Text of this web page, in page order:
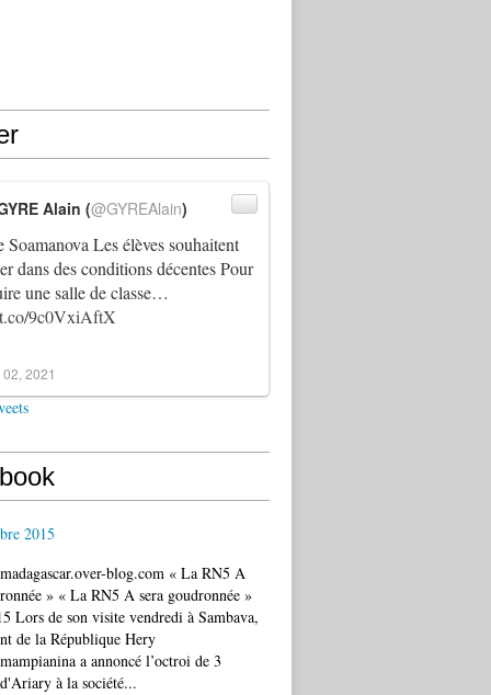
Soamanova Les élèves souhaitent
dans des conditions décentes Pour
une salle de classe…
9c0VxiAftX
Alain (@GYREAlain)
2021
2015
blog.com « La RN5 A
» « La RN5 A sera goudronnée »
Lors de son visite vendredi à Sambava,
de la République Hery
a annoncé l’octroi de 3
à la société...